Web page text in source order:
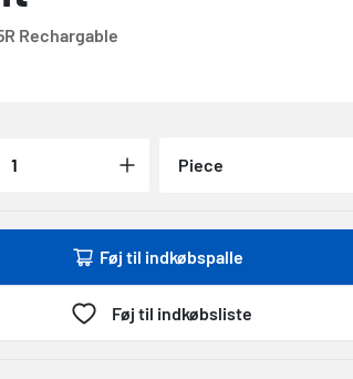
Rechargable
Piece
Føj til indkøbspalle
Føj til indkøbsliste